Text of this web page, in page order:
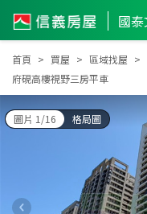
首頁 買屋 區域找屋
府硯高樓視野三房平車
圖片 1/16 格局圖